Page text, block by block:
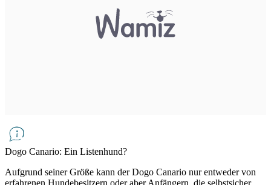
Dogo Canario: Ein Listenhund?
Aufgrund seiner Größe kann der Dogo Canario nur entweder von
erfahrenen Hundebesitzern oder aber Anfängern, die selbstsicher